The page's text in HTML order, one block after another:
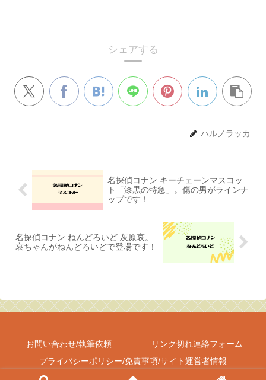
シェアする
ハルノラッカ
名探偵コナン キーチェーンマスコッ
ト「漆黒の特急」。傷の男がラインナ
ップです！
名探偵コナン ねんどろいど 灰原哀。
哀ちゃんがねんどろいどで登場です！
お問い合わせ/執筆依頼
リンク切れ連絡フォーム
プライバシーポリシー/免責事項/サイト運営者情報